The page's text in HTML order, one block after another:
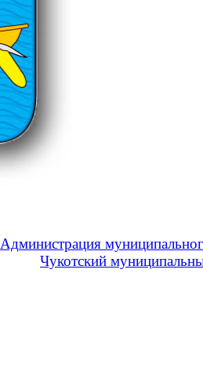
Администрация
Чукотский